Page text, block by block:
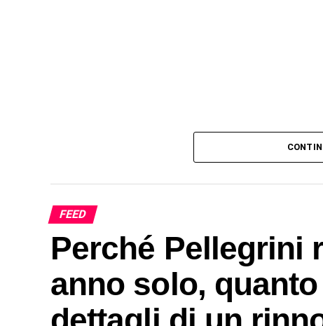
FEED
Perché Pellegrini
anno solo,